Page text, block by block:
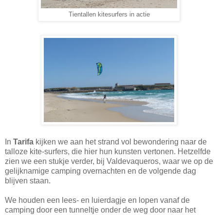
Tientallen kitesurfers in actie
In Tarifa kijken we aan het strand vol bewondering naar de
talloze kite-surfers, die hier hun kunsten vertonen. Hetzelfde
zien we een stukje verder, bij Valdevaqueros, waar we op de
gelijknamige camping overnachten en de volgende dag
blijven staan.
We houden een lees- en luierdagje en lopen vanaf de
camping door een tunneltje onder de weg door naar het